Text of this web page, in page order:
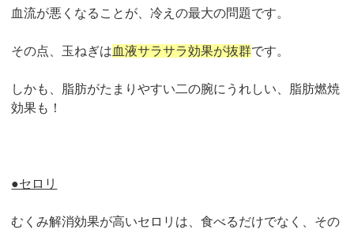
血流が悪くなることが、冷えの最大の問題です。
その点、玉ねぎは血液サラサラ効果が抜群です。
しかも、脂肪がたまりやすい二の腕にうれしい、脂肪燃焼
効果も！
●セロリ
むくみ解消効果が高いセロリは、食べるだけでなく、その